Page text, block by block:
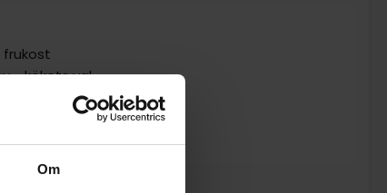
Om
- kökets val
med tak
(att dela)